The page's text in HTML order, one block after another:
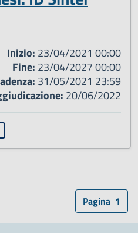
Inizio: 23/04/2021 00:00
Fine: 23/04/2027 00:00
31/05/2021 23:59
20/06/2022
Pagina 1